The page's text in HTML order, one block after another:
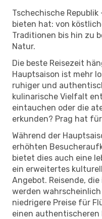
Tschechische Republik
bieten hat: von
Traditionen bis hin zu
Natur.
Die beste Reisezeit
Hauptsaison ist mehr
ruhiger und
kulinarische Vielfalt
eintauchen oder die
erkunden? Prag hat
Während der
erhöhten
bietet dies auch eine
ein erweitertes
Angebot. Reisende,
werden
niedrigere Preise für
einen authentischeren